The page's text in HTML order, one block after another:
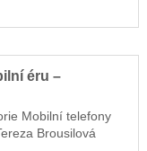
éru –
Mobilní telefony
Brousilová